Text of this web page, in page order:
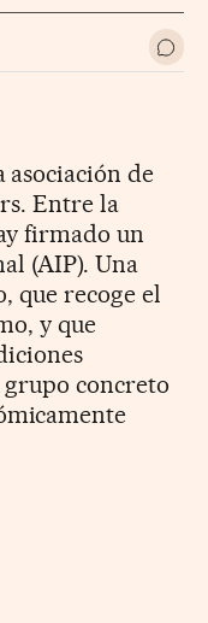
Ir a
de
Entre la
firmado un
(AIP). Una
que recoge el
y que
grupo concreto